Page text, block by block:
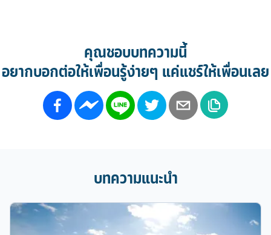
คุณชอบบทความนี้
อยากบอกต่อให้เพื่อนรู้ง่ายๆ แค่แชร์ให้เพื่อนเลย
บทความแนะนำ